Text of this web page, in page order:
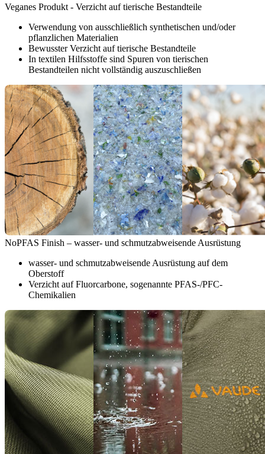
Veganes Produkt - Verzicht auf tierische Bestandteile
Verwendung von ausschließlich synthetischen und/oder
pflanzlichen Materialien
Bewusster Verzicht auf tierische Bestandteile
In textilen Hilfsstoffe sind Spuren von tierischen
Bestandteilen nicht vollständig auszuschließen
NoPFAS Finish – wasser- und schmutzabweisende Ausrüstung
wasser- und schmutzabweisende Ausrüstung auf dem
Oberstoff
Verzicht auf Fluorcarbone, sogenannte PFAS-/PFC-
Chemikalien